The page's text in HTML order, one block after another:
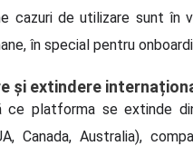
cazuri de utilizare sunt în
în special pentru
și extindere
ce platforma se extinde
Canada, Australia),